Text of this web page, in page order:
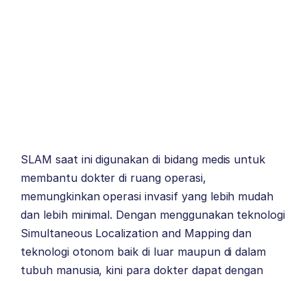
SLAM saat ini digunakan di bidang medis untuk
membantu dokter di ruang operasi,
memungkinkan operasi invasif yang lebih mudah
dan lebih minimal. Dengan menggunakan teknologi
Simultaneous Localization and Mapping dan
teknologi otonom baik di luar maupun di dalam
tubuh manusia, kini para dokter dapat dengan